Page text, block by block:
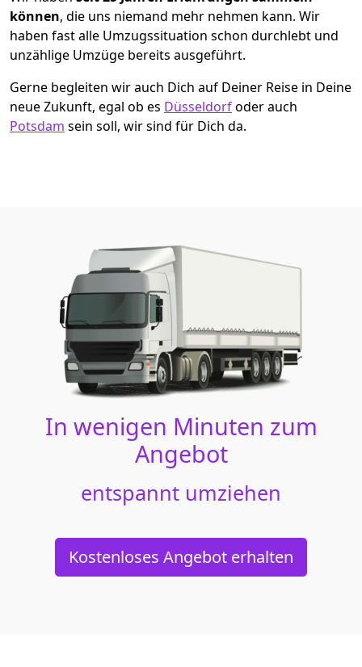
können, die uns niemand mehr nehmen kann. Wir
haben fast alle Umzugssituation schon durchlebt und
unzählige Umzüge bereits ausgeführt.
Gerne begleiten wir auch Dich auf Deiner Reise in Deine
neue Zukunft, egal ob es Düsseldorfoder auch
Potsdam sein soll, wir sind für Dich da.
In wenigen Minuten zum
Angebot
entspannt umziehen
Kostenloses Angebot erhalten